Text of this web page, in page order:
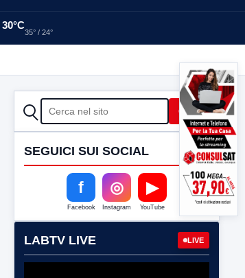
30°C
35° / 24°
CERCA Cerca
SEGUICI SUI SOCIAL
f
Facebook
◎
Instagram
▶
YouTube
LABTV LIVE LIVE